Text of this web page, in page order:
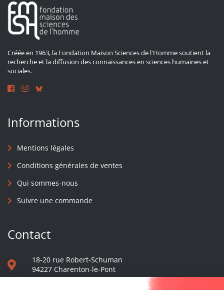
Créée en 1963, la Fondation Maison Sciences de l'Homme soutient la
recherche et la diffusion des connaissances en sciences humaines et
sociales.
Informations
Mentions légales
Conditions générales de ventes
Qui sommes-nous
Suivre une commande
Contact
18-20 rue Robert-Schuman
94227 Charenton-le-Pont